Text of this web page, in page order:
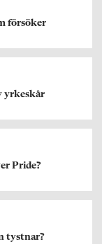
försöker
yrkeskår
Pride?
tystnar?